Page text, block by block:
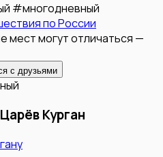
#многодневный
по России
мест могут отличаться —
с друзьями
Курган